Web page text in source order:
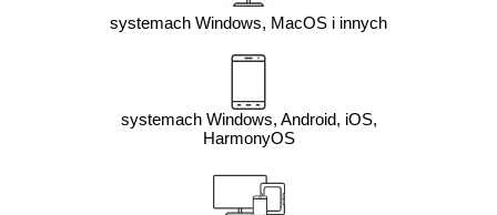
systemach Windows, MacOS i innych
systemach Windows, Android, iOS,
HarmonyOS